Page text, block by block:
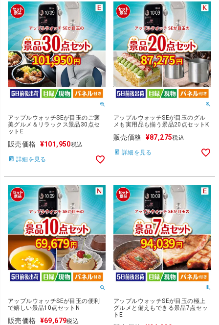
アップルウォッチSEが目玉のご褒
美グルメ＆リラックス景品30点セ
ットE
販売価格 ¥101,950税込
詳細を見る
アップルウォッチSEが目玉のグル
メも実用品も揃う景品20点セットK
販売価格 ¥87,275税込
詳細を見る
アップルウォッチSEが目玉の便利
で嬉しい景品10点セットN
販売価格 ¥69,679税込
アップルウォッチSEが目玉の極上
グルメと備えもできる景品7点セッ
トE